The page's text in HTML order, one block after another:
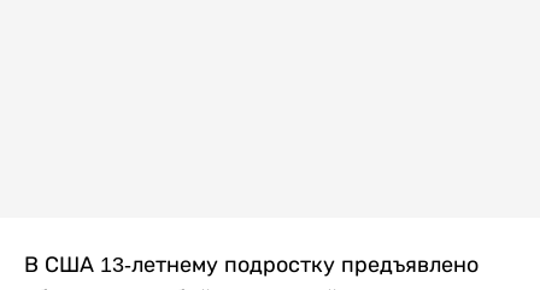
В США 13-летнему подростку предъявлено